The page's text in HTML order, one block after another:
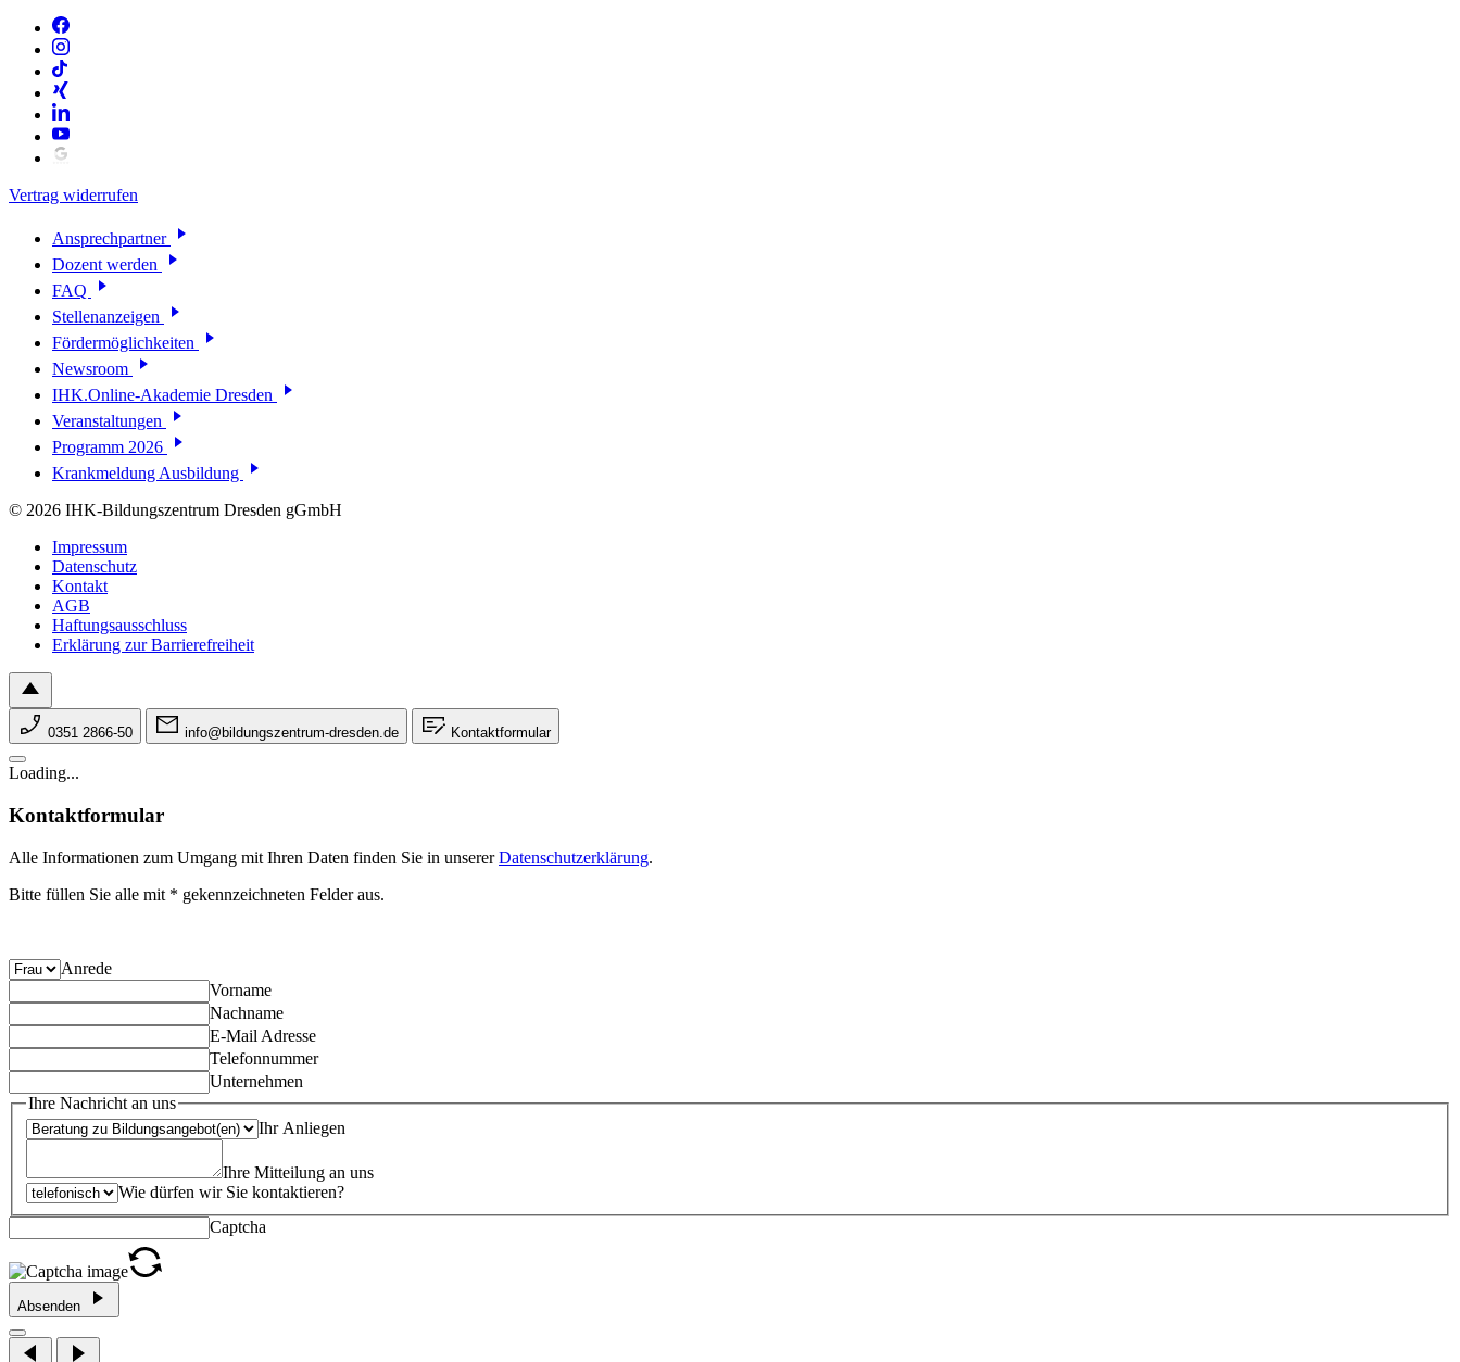
Vertrag widerrufen
Ansprechpartner
Dozent werden
FAQ
Stellenanzeigen
Fördermöglichkeiten
Newsroom
IHK.Online-Akademie Dresden
Veranstaltungen
Programm 2026
Krankmeldung Ausbildung
© 2026 IHK-Bildungszentrum Dresden gGmbH
Impressum
Datenschutz
Kontakt
AGB
Haftungsausschluss
Erklärung zur Barrierefreiheit
0351 2866-50 info@bildungszentrum-dresden.de Kontaktformular
Loading...
Kontaktformular
Alle Informationen zum Umgang mit Ihren Daten finden Sie in unsererDatenschutzerklärung.
Bitte füllen Sie alle mit * gekennzeichneten Felder aus.
Anrede
Vorname
Nachname
E-Mail Adresse
Telefonnummer
Unternehmen
Ihre Nachricht an uns
Ihr Anliegen
Ihre Mitteilung an uns
Wie dürfen wir Sie kontaktieren?
Captcha
Absenden